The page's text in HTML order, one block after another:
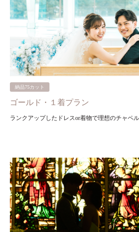
納品75カット
ゴールド・１着プラン
ランクアップしたドレスor着物で理想のチャペ